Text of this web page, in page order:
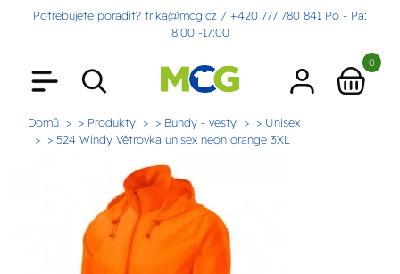
Potřebujete poradit? trika@mcg.cz / +420 777 780 841 Po - Pá:
8:00 -17:00
0
Domů > Produkty > Bundy - vesty
> Unisex
> 524 Windy Větrovka unisex neon orange 3XL